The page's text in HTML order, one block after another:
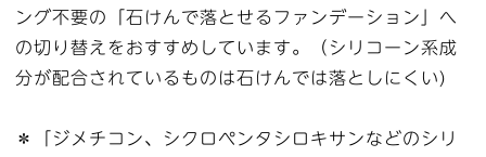
ング不要の「石けんで落とせるファンデーション」へ
の切り替えをおすすめしています。（シリコーン系成
分が配合されているものは石けんでは落としにくい)
＊「ジメチコン、シクロペンタシロキサンなどのシリ